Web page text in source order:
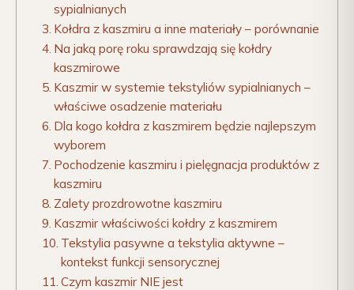
sypialnianych
Kołdra z kaszmiru a inne materiały – porównanie
Na jaką porę roku sprawdzają się kołdry
kaszmirowe
Kaszmir w systemie tekstyliów sypialnianych –
właściwe osadzenie materiału
Dla kogo kołdra z kaszmirem będzie najlepszym
wyborem
Pochodzenie kaszmiru i pielęgnacja produktów z
kaszmiru
Zalety prozdrowotne kaszmiru
Kaszmir właściwości kołdry z kaszmirem
Tekstylia pasywne a tekstylia aktywne –
kontekst funkcji sensorycznej
Czym kaszmir NIE jest